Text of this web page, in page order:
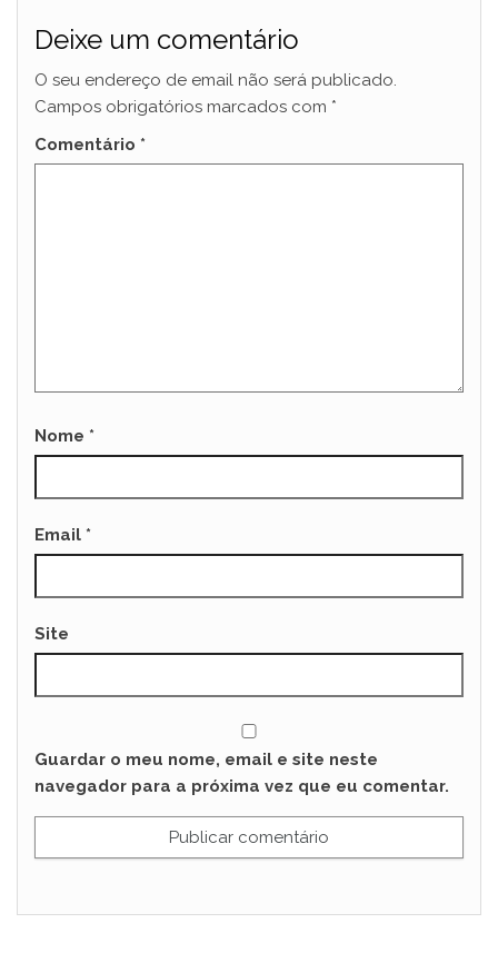
Deixe um comentário
O seu endereço de email não será publicado.
Campos obrigatórios marcados com *
Comentário *
Nome *
Email *
Site
Guardar o meu nome, email e site neste
navegador para a próxima vez que eu comentar.